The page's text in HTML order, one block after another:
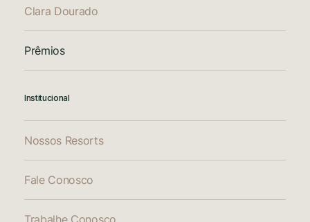
Clara Dourado
Prêmios
Institucional
Nossos Resorts
Fale Conosco
Trabalhe Conosco